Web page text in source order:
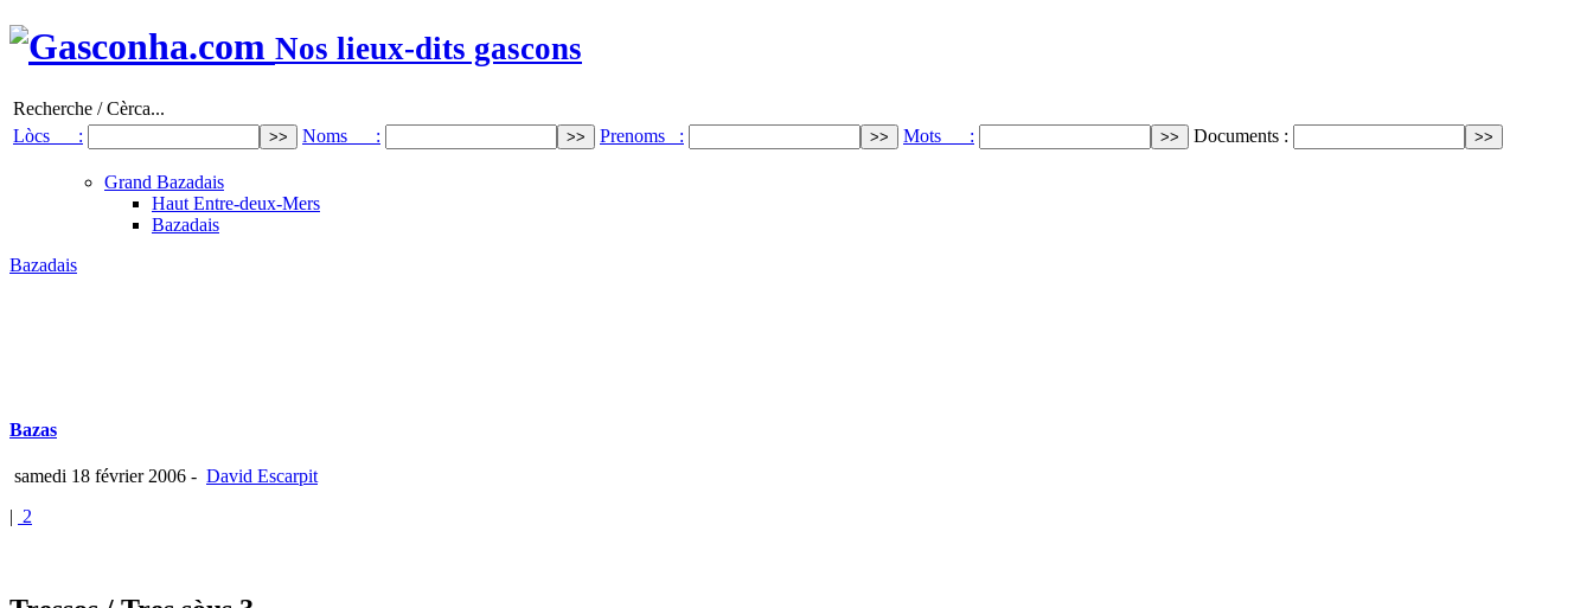
Nos lieux-dits gascons
Recherche / Cèrca...
Lòcs :
Noms : Prenoms : Mots : Documents :
Grand Bazadais
Haut Entre-deux-Mers
Bazadais
Bazadais
Bazas
samedi 18 février 2006 - David Escarpit
| 2